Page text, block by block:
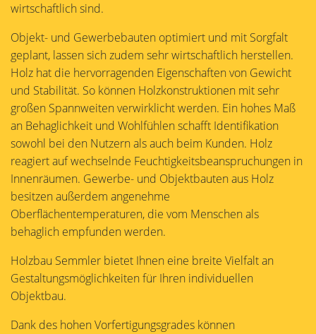
wirtschaftlich sind.
Objekt- und Gewerbebauten optimiert und mit Sorgfalt
geplant, lassen sich zudem sehr wirtschaftlich herstellen.
Holz hat die hervorragenden Eigenschaften von Gewicht
und Stabilität. So können Holzkonstruktionen mit sehr
großen Spannweiten verwirklicht werden. Ein hohes Maß
an Behaglichkeit und Wohlfühlen schafft Identifikation
sowohl bei den Nutzern als auch beim Kunden. Holz
reagiert auf wechselnde Feuchtigkeitsbeanspruchungen in
Innenräumen. Gewerbe- und Objektbauten aus Holz
besitzen außerdem angenehme
Oberflächentemperaturen, die vom Menschen als
behaglich empfunden werden.
Holzbau Semmler bietet Ihnen eine breite Vielfalt an
Gestaltungsmöglichkeiten für Ihren individuellen
Objektbau.
Dank des hohen Vorfertigungsgrades können